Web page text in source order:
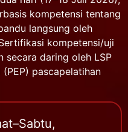
kompetensi tentang
langsung oleh
kompetensi/uji
secara daring oleh LSP
pascapelatihan